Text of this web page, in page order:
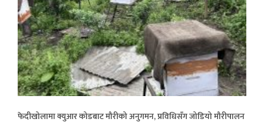
फेदीखोलामा क्युआर कोडबाट मौरीको अनुगमन, प्रविधिसँग जोडियो मौरीपालन